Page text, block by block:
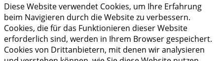
Diese Website verwendet Cookies, um Ihre Erfahrung
beim Navigieren durch die Website zu verbessern.
Cookies, die für das Funktionieren dieser Website
erforderlich sind, werden in Ihrem Browser gespeichert.
Cookies von Drittanbietern, mit denen wir analysieren